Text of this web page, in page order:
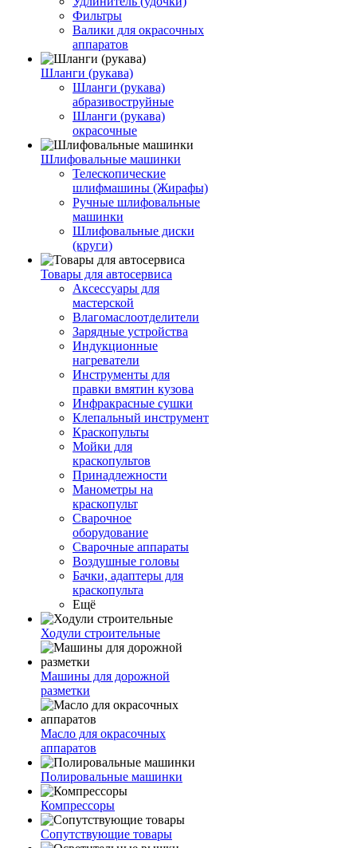
Фильтры
Валики для окрасочных
аппаратов
Шланги (рукава)
Шланги (рукава)
абразивоструйные
Шланги (рукава)
окрасочные
Шлифовальные машинки
Телескопические
шлифмашины (Жирафы)
Ручные шлифовальные
машинки
Шлифовальные диски
(круги)
Товары для автосервиса
Аксессуары для
мастерской
Влагомаслоотделители
Зарядные устройства
Индукционные
нагреватели
Инструменты для
правки вмятин кузова
Инфракрасные сушки
Клепальный инструмент
Краскопульты
Мойки для
краскопультов
Принадлежности
Манометры на
краскопульт
Сварочное
оборудование
Сварочные аппараты
Воздушные головы
Бачки, адаптеры для
краскопульта
Ещё
Ходули строительные
Машины для дорожной
разметки
Масло для окрасочных
аппаратов
Полировальные машинки
Компрессоры
Сопутствующие товары